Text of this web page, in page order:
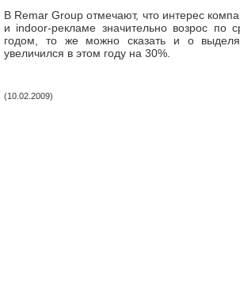
В Remar Group отмечают, что интерес
и indoor-рекламе значительно возрос по
годом, то же можно сказать и о
увеличился в этом году на 30%.
(10.02.2009)